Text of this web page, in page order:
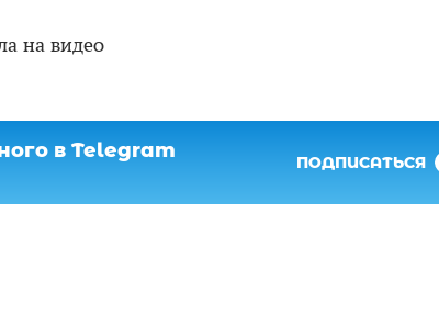
на видео
в Telegram
ПОДПИСАТЬСЯ